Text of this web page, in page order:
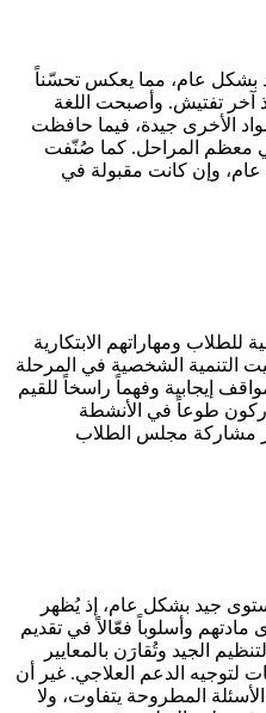
عام، مما يعكس تحسّناً
آخر تفتيش. وأصبحت اللغة
الأخرى جيدة، فيما حافظت
في معظم المراحل. كما صُنّفت
وإن كانت مقبولة في
ومهاراتهم الابتكارية
التنمية الشخصية في المرحلة
إيجابية وفهماً راسخاً للقيم
طوعاً في الأنشطة
مشاركة مجلس الطلاب
جيد بشكل عام، إذ يُظهر
وأسلوباً فعّالاً في تقديم
الجيد وتُقارَن بالمعايير
لتوجيه الدعم العلاجي. غير أن
المطروحة يتفاوت، ولا